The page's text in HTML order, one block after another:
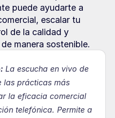
puede ayudarte a
escalar tu
de la calidad y
manera sostenible.
La escucha en vivo de
las prácticas más
la eficacia comercial
telefónica. Permite a